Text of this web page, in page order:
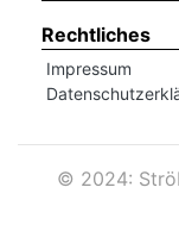
Rechtliches
Impressum
© 2024: